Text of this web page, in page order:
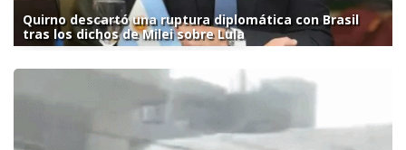
Quirno descartó una ruptura diplomática con Brasil
tras los dichos de Milei sobre Lula